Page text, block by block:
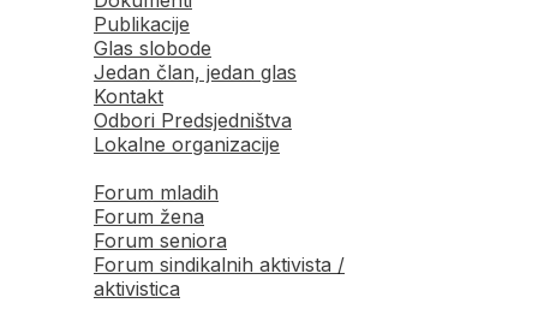
Publikacije
Glas slobode
Jedan član, jedan glas
Kontakt
Odbori Predsjedništva
Lokalne organizacije
Forum mladih
Forum žena
Forum seniora
Forum sindikalnih aktivista /
aktivistica